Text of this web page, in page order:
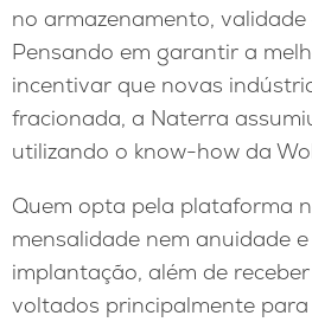
no armazenamento, validade
Pensando em garantir a
incentivar que novas
fracionada, a Naterra
utilizando o know-how da
Quem opta pela plataforma
mensalidade nem anuidade
implantação, além de
voltados principalmente